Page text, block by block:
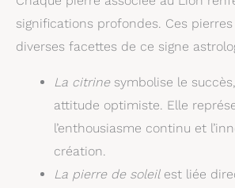
significations profondes. Ces
diverses facettes de ce signe
La citrinesymbolise le
attitude optimiste. Elle
l’enthousiasme continu et
création.
La pierre de soleilest liée